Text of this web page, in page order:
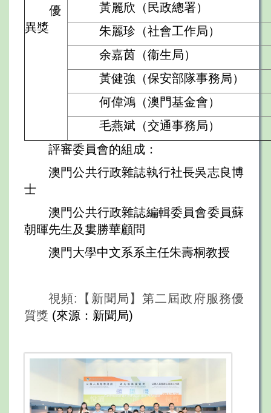
優
異獎
黃麗欣（民政總署）
朱麗珍（社會工作局）
余嘉茵（衞生局）
黃健強（保安部隊事務局）
何偉鴻（澳門基金會）
毛燕斌（交通事務局）
評審委員會的組成：
澳門公共行政雜誌執行社長吳志良博
士
澳門公共行政雜誌編輯委員會委員蘇
朝暉先生及婁勝華顧問
澳門大學中文系系主任朱壽桐教授
視頻:【新聞局】第二屆政府服務優
質獎 (來源：新聞局)